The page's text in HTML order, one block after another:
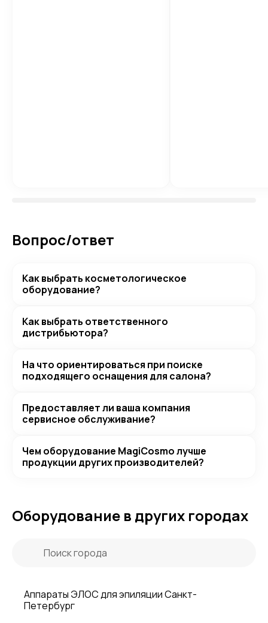
Вопрос/ответ
Как выбрать косметологическое
оборудование?
Как выбрать ответственного
дистрибьютора?
На что ориентироваться при поиске
подходящего оснащения для салона?
Предоставляет ли ваша компания
сервисное обслуживание?
Чем оборудование MagiCosmo лучше
продукции других производителей?
Оборудование в других городах
Аппараты ЭЛОС для эпиляции Санкт-
Петербург